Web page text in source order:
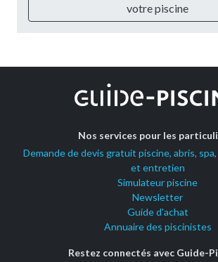
votre piscine
Nos services pour les
Demande de devis gratuit piscine, abris, spa,
et entretien
Simulateur piscine
Newsletter
Guide d'achat
Annuaire des piscinistes
Restez connectés avec Guide-